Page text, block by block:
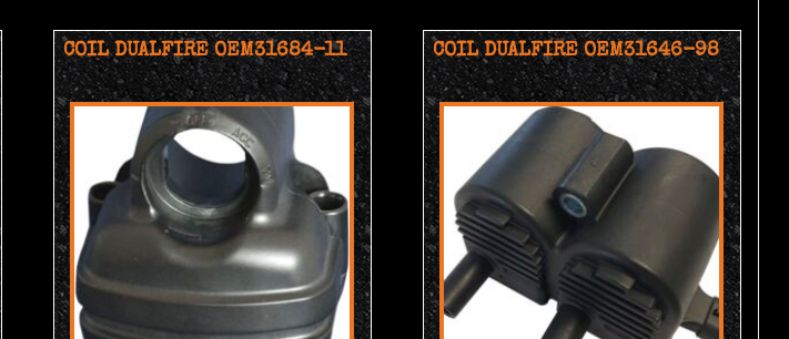
COIL DUALFIRE OEM31684-11 COIL DUALFIRE OEM31646-98